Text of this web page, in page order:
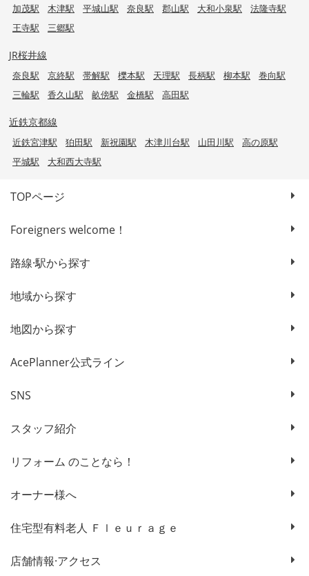
加茂駅 木津駅 平城山駅 奈良駅 郡山駅 大和小泉駅
法隆寺駅
王寺駅
三郷駅
JR桜井線
奈良駅 京終駅 帯解駅 櫟本駅 天理駅 長柄駅 柳本駅
巻向駅
三輪駅
香久山駅 畝傍駅 金橋駅 高田駅
近鉄京都線
近鉄宮津駅 狛田駅 新祝園駅 木津川台駅 山田川駅
高の原駅
平城駅
大和西大寺駅
TOPページ
Foreigners welcome！
路線·駅から探す
地域から探す
地図から探す
AcePlanner公式ライン
SNS
スタッフ紹介
リフォーム のことなら！
オーナー様へ
住宅型有料老人 Ｆｌｅｕｒａｇｅ
店舗情報·アクセス